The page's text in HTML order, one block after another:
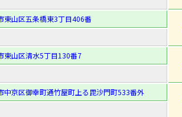
東山区五条橋東3丁目406番
東山区清水5丁目130番7
中京区御幸町通竹屋町上る毘沙門町533番外